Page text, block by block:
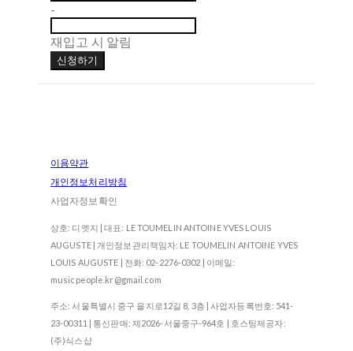
-
재입고 시 알림
신청하기
이용약관
개인정보처리방침
사업자정보확인
상호: 디엣지 | 대표: LE TOUMELIN ANTOINE YVES LOUIS
AUGUSTE | 개인정보관리책임자: LE TOUMELIN ANTOINE YVES
LOUIS AUGUSTE | 전화: 02-2276-0302 | 이메일:
musicpeople.kr@gmail.com
주소: 서울특별시 중구 을지로12길 8, 3층 | 사업자등록번호: 541-
23-00311 | 통신판매: 제2026-서울중구-964호 | 호스팅제공자:
(주)식스샵